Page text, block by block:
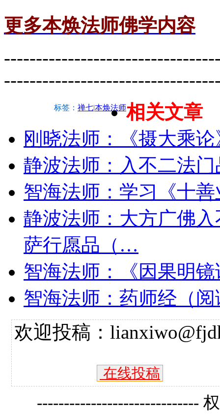
更多本焕法师佛学内容
标签： 禅七|本焕法师相关文章
刚晓法师：《摄大乘
静波法师：入不二法
智海法师：学习《十
静波法师：大方广佛
萨行愿品（…
智海法师：《因果明
智海法师：药师经（阅
欢迎投稿：
在线投稿
------------------------------